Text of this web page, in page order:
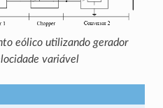
eólico utilizando gerador
variável